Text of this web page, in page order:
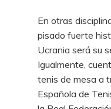
En otras
pisado fuerte
Ucrania será su
Igualmente,
tenis de mesa a
Española de